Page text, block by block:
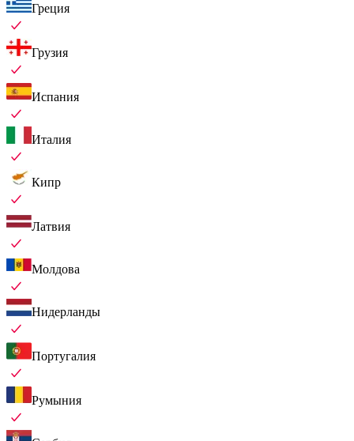
Греция
Грузия
Испания
Италия
Кипр
Латвия
Молдова
Нидерланды
Португалия
Румыния